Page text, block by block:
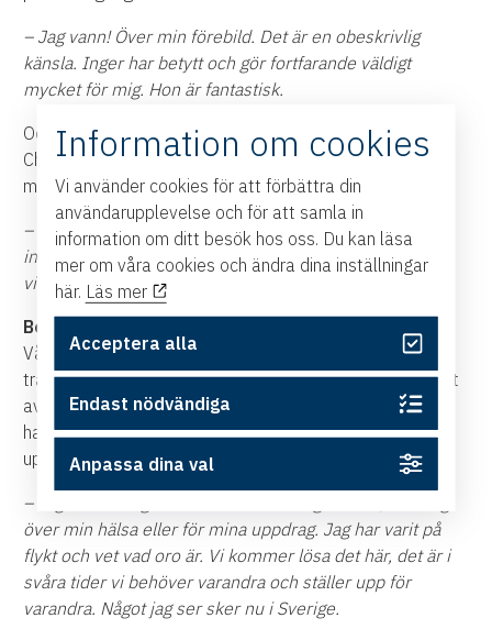
– Jag vann! Över min förebild. Det är en obeskrivlig
känsla. Inger har betytt och gör fortfarande väldigt
mycket för mig. Hon är fantastisk.
Och att omge sig med rätt människor återkommer
Charbel till. Om vikten att välja sina vänner och umgås
med människor som inspirerar.
– Alla vill umgås med dig när det går bra – men när du
inte är något märker du vilka som är dina vänner och
vilka som tror på dig.
Behöver varandra mer än någonsin
Vårens kalender var fulltecknad för Charbel. Men när vi
träffas på Kammarforum i Norrköping, som annars är fullt
av liv och rörelse, är vi nästan ensamma. Coronaviruset
har börjat breda ut sig i Sverige och många av hans
uppdrag är avbokade eller framflyttade till hösten.
– Jag känner ingen extra stor oro kring corona, vare sig
över min hälsa eller för mina uppdrag. Jag har varit på
flykt och vet vad oro är. Vi kommer lösa det här, det är i
svåra tider vi behöver varandra och ställer upp för
varandra. Något jag ser sker nu i Sverige.
Information om cookies
Vi använder cookies för att förbättra din
användarupplevelse och för att samla in
information om ditt besök hos oss. Du kan läsa
mer om våra cookies och ändra dina inställningar
här. Läs mer
Acceptera alla
Endast nödvändiga
Anpassa dina val